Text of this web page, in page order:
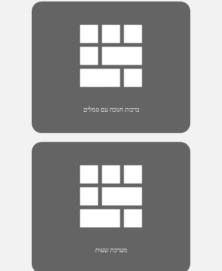
ברכות חנוכה עם סמלים
מערכת שעות